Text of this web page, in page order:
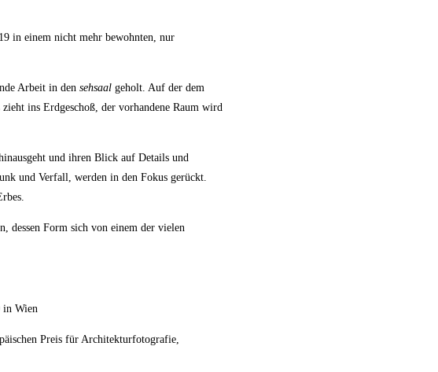
in einem nicht mehr bewohnten, nur
Arbeit in den sehsaal geholt. Auf der dem
ins Erdgeschoß, der vorhandene Raum wird
und ihren Blick auf Details und
und Verfall, werden in den Fokus gerückt.
dessen Form sich von einem der vielen
in Wien
Preis für Architekturfotografie,